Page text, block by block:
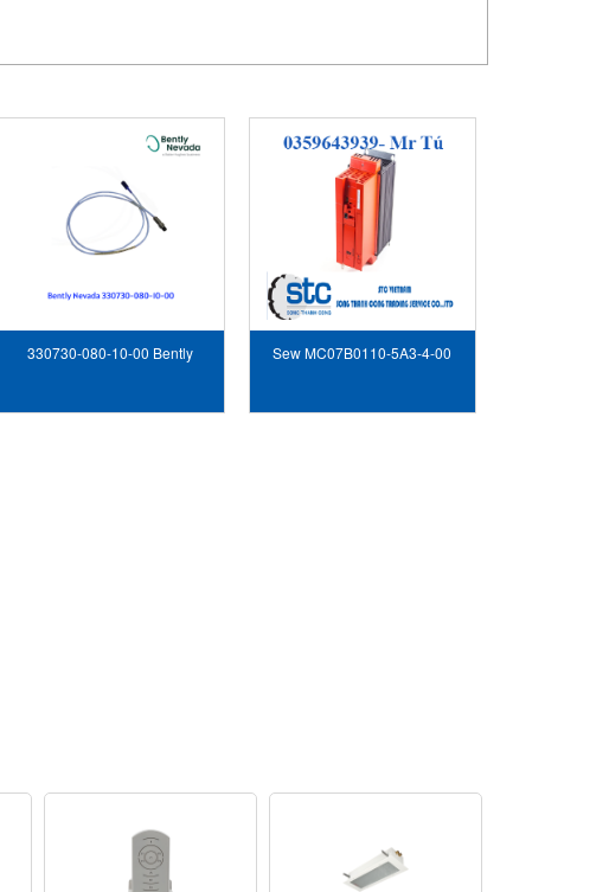
330730-080-10-00 Bently
Sew MC07B0110-5A3-4-00